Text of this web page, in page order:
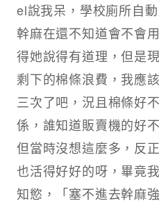
el說我呆，學校廁所自
幹麻在還不知道會不會
得她說得有道理，但是
剩下的棉條浪費，我應
三次了吧，況且棉條好
係，誰知道販賣機的好
但當時沒想這麼多，反
也活得好好的呀，畢竟
知慾，「塞不進去幹麻